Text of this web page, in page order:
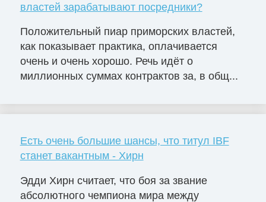
властей зарабатывают посредники?
Положительный пиар приморских властей,
как показывает практика, оплачивается
очень и очень хорошо. Речь идёт о
миллионных суммах контрактов за, в общ...
Есть очень большие шансы, что титул IBF
станет вакантным - Хирн
Эдди Хирн считает, что боя за звание
абсолютного чемпиона мира между